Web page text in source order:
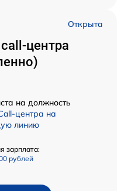
Открыта
центра
на должность
центра на
линию
зарплата:
рублей